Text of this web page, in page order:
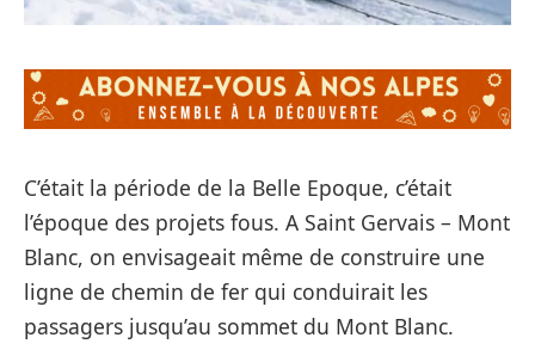
C’était la période de la Belle Epoque, c’était
l’époque des projets fous. A Saint Gervais – Mont
Blanc, on envisageait même de construire une
ligne de chemin de fer qui conduirait les
passagers jusqu’au sommet du Mont Blanc.